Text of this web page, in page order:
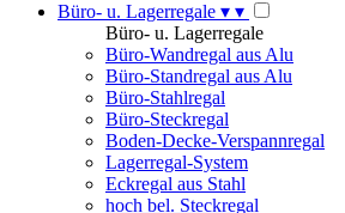
Büro- u. Lagerregale ▾ ▾
Büro- u. Lagerregale
Büro-Wandregal aus Alu
Büro-Standregal aus Alu
Büro-Stahlregal
Büro-Steckregal
Boden-Decke-Verspannregal
Lagerregal-System
Eckregal aus Stahl
hoch bel. Steckregal